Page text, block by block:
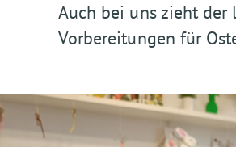
Auch bei uns zieht
Vorbereitungen für